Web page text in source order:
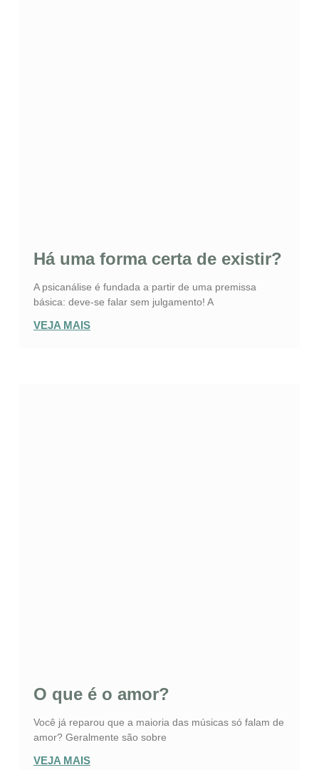
Há uma forma certa de existir?
A psicanálise é fundada a partir de uma premissa
básica: deve-se falar sem julgamento! A
VEJA MAIS
O que é o amor?
Você já reparou que a maioria das músicas só falam de
amor? Geralmente são sobre
VEJA MAIS